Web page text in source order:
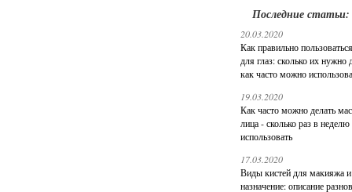
Последние статьи:
20.03.2020
Как правильно
для глаз: сколько их нужно
как часто можно
19.03.2020
Как часто можно делать
лица - сколько раз в
использовать
17.03.2020
Виды кистей для макияжа
назначение: описание